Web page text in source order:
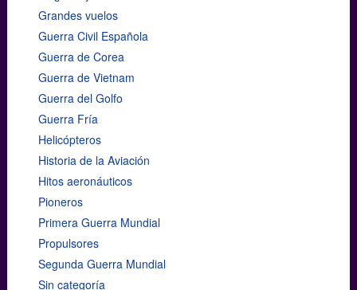
Grandes vuelos
Guerra Civil Española
Guerra de Corea
Guerra de Vietnam
Guerra del Golfo
Guerra Fría
Helicópteros
Historia de la Aviación
Hitos aeronáuticos
Pioneros
Primera Guerra Mundial
Propulsores
Segunda Guerra Mundial
Sin categoría